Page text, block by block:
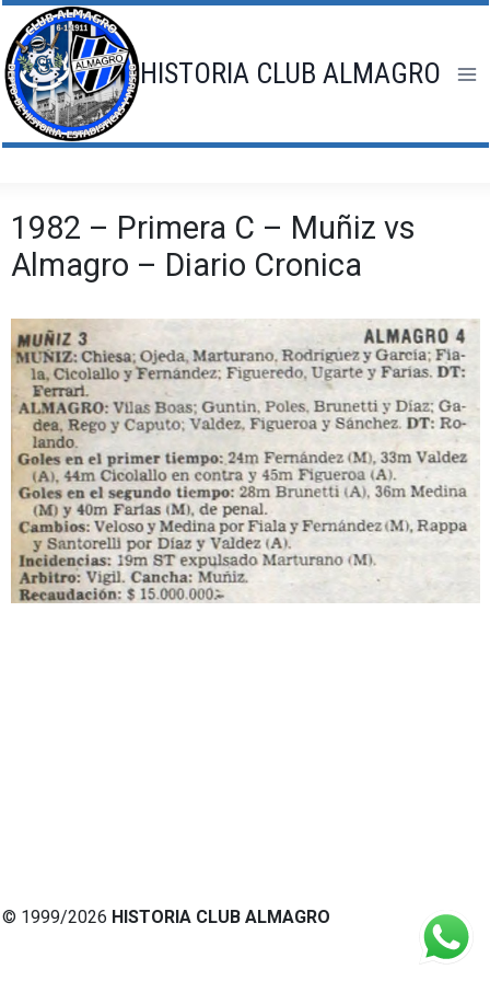
Saltar
al
contenido
HISTORIA CLUB ALMAGRO
1982 – Primera C – Muñiz vs
Almagro – Diario Cronica
© 1999/2026 HISTORIA CLUB ALMAGRO